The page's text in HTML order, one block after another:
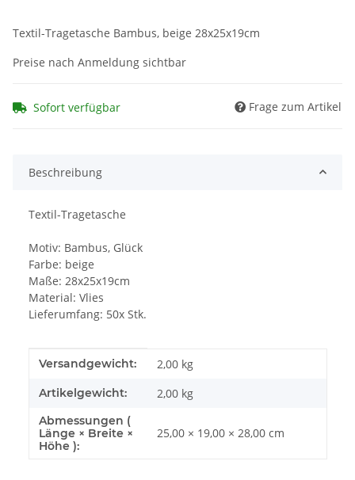
Textil-Tragetasche Bambus, beige 28x25x19cm
Preise nach Anmeldung sichtbar
Sofort verfügbar Frage zum Artikel
Beschreibung
Textil-Tragetasche
Motiv: Bambus, Glück
Farbe: beige
Maße: 28x25x19cm
Material: Vlies
Lieferumfang: 50x Stk.
Produkteigenschaft
Wert
Versandgewicht: 2,00 kg
Artikelgewicht: 2,00 kg
Abmessungen (
Länge × Breite ×
Höhe ):
25,00 × 19,00 × 28,00 cm